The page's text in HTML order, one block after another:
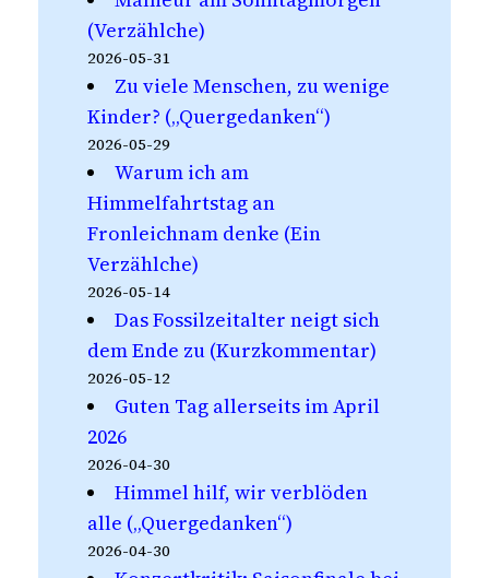
(Verzählche)
2026-05-31
Zu viele Menschen, zu wenige
Kinder? („Quergedanken“)
2026-05-29
Warum ich am
Himmelfahrtstag an
Fronleichnam denke (Ein
Verzählche)
2026-05-14
Das Fossilzeitalter neigt sich
dem Ende zu (Kurzkommentar)
2026-05-12
Guten Tag allerseits im April
2026
2026-04-30
Himmel hilf, wir verblöden
alle („Quergedanken“)
2026-04-30